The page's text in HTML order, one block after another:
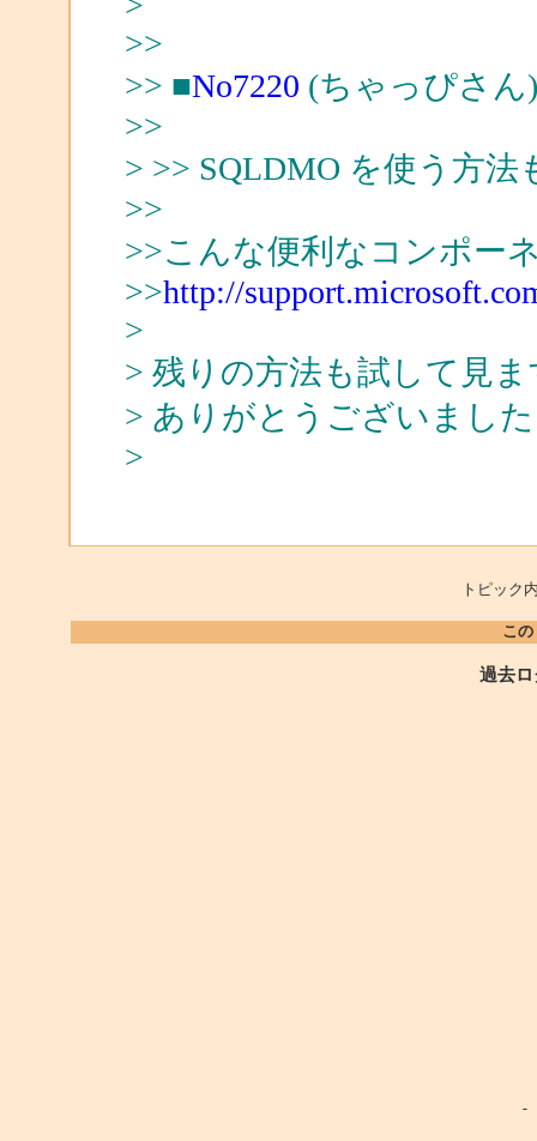
>>
>> ■No7220 (ちゃっぴさん
>>
> >> SQLDMO を使う方法
>>
>>こんな便利なコンポー
>>http://
>
> 残りの方法も試して見ま
> ありがとうございまし
>
トピッ
こ
過去